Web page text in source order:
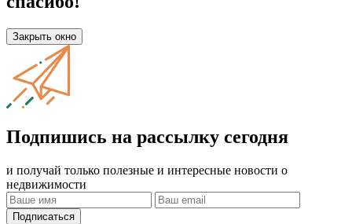
Закрыть окно
Подпишись на рассылку сегодня
и получай только полезные и интересные новости о
недвижимости
Подписаться